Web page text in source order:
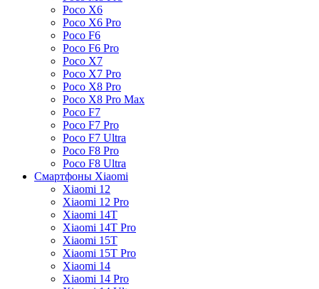
Poco X6
Poco X6 Pro
Poco F6
Poco F6 Pro
Poco X7
Poco X7 Pro
Poco X8 Pro
Poco X8 Pro Max
Poco F7
Poco F7 Pro
Poco F7 Ultra
Poco F8 Pro
Poco F8 Ultra
Смартфоны Xiaomi
Xiaomi 12
Xiaomi 12 Pro
Xiaomi 14T
Xiaomi 14T Pro
Xiaomi 15T
Xiaomi 15T Pro
Xiaomi 14
Xiaomi 14 Pro